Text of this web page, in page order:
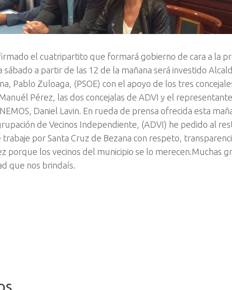
el cuatripartito que formará gobierno de cara a la
sábado a partir de las 12 de la mañana será investido
Pablo Zuloaga, (PSOE) con el apoyo de los tres
Pérez, las dos concejalas de ADVI y el
Daniel Lavin. En rueda de prensa ofrecida esta
de Vecinos Independiente, (ADVI) he pedido al
por Santa Cruz de Bezana con respeto,
porque los vecinos del municipio se lo merecen.Muchas
que nos brindaís.